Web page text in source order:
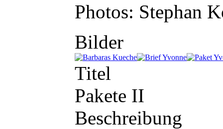
Photos: Stephan
Bilder
Titel
Pakete II
Beschreibung